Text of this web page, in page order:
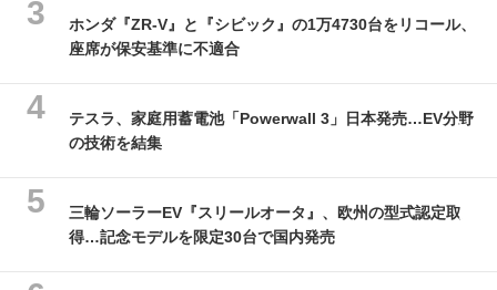
ホンダ『ZR-V』と『シビック』の1万4730台をリコール、
座席が保安基準に不適合
テスラ、家庭用蓄電池「Powerwall 3」日本発売…EV分野
の技術を結集
三輪ソーラーEV『スリールオータ』、欧州の型式認定取
得…記念モデルを限定30台で国内発売